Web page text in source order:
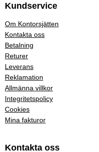
Kundservice
Om Kontorsjätten
Kontakta oss
Betalning
Returer
Leverans
Reklamation
Allmänna villkor
Integritetspolicy
Cookies
Mina fakturor
Kontakta oss